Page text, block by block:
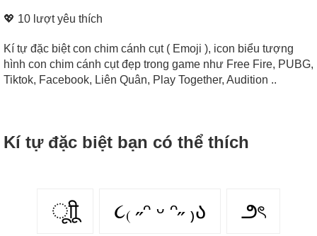
💖 10 lượt yêu thích
Kí tự đặc biệt con chim cánh cụt ( Emoji ), icon biểu tượng
hình con chim cánh cụt đẹp trong game như Free Fire, PUBG,
Tiktok, Facebook, Liên Quân, Play Together, Audition ..
Kí tự đặc biệt bạn có thể thích
ूाीू ૮₍ ˶ᵔ ᵕ ᵔ˶ ₎ა ౨ৎ